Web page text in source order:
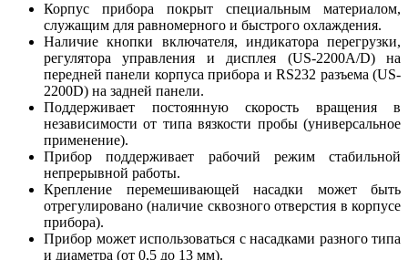
Корпус прибора покрыт специальным материалом,
служащим для равномерного и быстрого охлаждения.
Наличие кнопки включателя, индикатора перегрузки,
регулятора управления и дисплея (US-2200A/D) на
передней панели корпуса прибора и RS232 разъема (US-
2200D) на задней панели.
Поддерживает постоянную скорость вращения в
независимости от типа вязкости пробы (универсальное
применение).
Прибор поддерживает рабочий режим стабильной
непрерывной работы.
Крепление перемешивающей насадки может быть
отрегулировано (наличие сквозного отверстия в корпусе
прибора).
Прибор может использоваться с насадками разного типа
и диаметра (от 0,5 до 13 мм).